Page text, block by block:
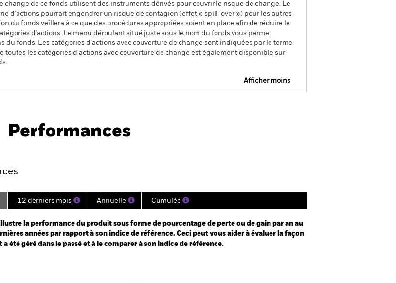
change de ce fonds utilisent des instruments dérivés pour couvrir le risque de change. Le
d’actions pourrait engendrer un risque de contagion (effet « spill-over ») pour les autres
du fonds veillera à ce que des procédures appropriées soient en place afin de réduire le
d’actions. Le menu déroulant situé juste sous le nom du fonds vous permet
du fonds. Les catégories d’actions avec couverture de change sont indiquées par le terme
toutes les catégories d'actions avec couverture de change est également disponible sur
Afficher moins
Performances
to 2026-08-06 00:00:00.
12 derniers mois Annuelle Cumulée
la performance du produit sous forme de pourcentage de perte ou de gain par an au
années par rapport à son indice de référence. Ceci peut vous aider à évaluer la façon
été géré dans le passé et à le comparer à son indice de référence.
data series.